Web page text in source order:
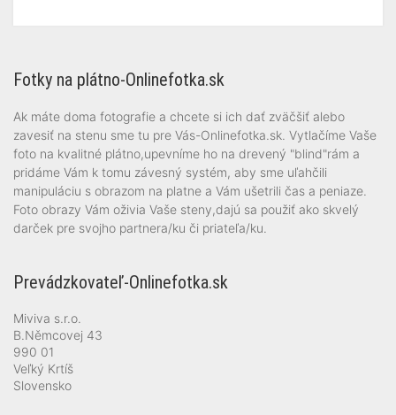
Fotky na plátno-Onlinefotka.sk
Ak máte doma fotografie a chcete si ich dať zväčšiť alebo
zavesiť na stenu sme tu pre Vás-Onlinefotka.sk. Vytlačíme Vaše
foto na kvalitné plátno,upevníme ho na drevený "blind"rám a
pridáme Vám k tomu závesný systém, aby sme uľahčili
manipuláciu s obrazom na platne a Vám ušetrili čas a peniaze.
Foto obrazy Vám oživia Vaše steny,dajú sa použiť ako skvelý
darček pre svojho partnera/ku či priateľa/ku.
Prevádzkovateľ-Onlinefotka.sk
Miviva s.r.o.
B.Němcovej 43
990 01
Veľký Krtíš
Slovensko